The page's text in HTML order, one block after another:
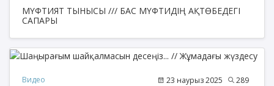
МҮФТИЯТ ТЫНЫСЫ /// БАС МҮФТИДІҢ АҚТӨБЕДЕГІ
САПАРЫ
Видео 23 наурыз 2025 289